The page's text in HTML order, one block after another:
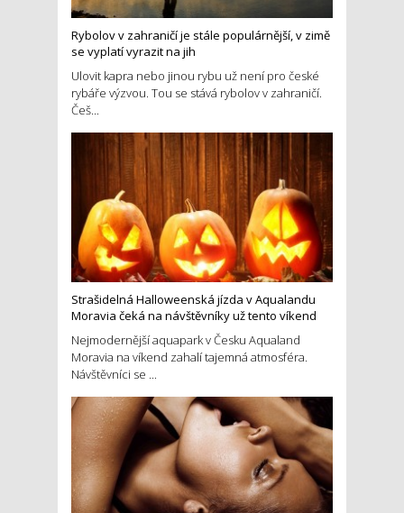
Rybolov v zahraničí je stále populárnější, v zimě
se vyplatí vyrazit na jih
Ulovit kapra nebo jinou rybu už není pro české
rybáře výzvou. Tou se stává rybolov v zahraničí.
Češ...
Strašidelná Halloweenská jízda v Aqualandu
Moravia čeká na návštěvníky už tento víkend
Nejmodernější aquapark v Česku Aqualand
Moravia na víkend zahalí tajemná atmosféra.
Návštěvníci se ...